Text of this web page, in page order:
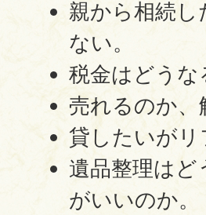
親から相続
ない。
税金はどうな
売れるのか
貸したいが
遺品整理は
がいいのか。